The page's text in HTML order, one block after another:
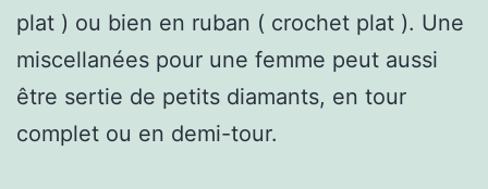
plat ) ou bien en ruban ( crochet plat ). Une
miscellanées pour une femme peut aussi
être sertie de petits diamants, en tour
complet ou en demi-tour.